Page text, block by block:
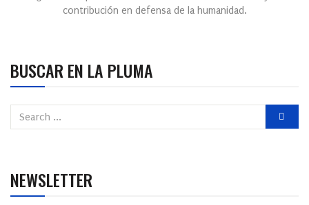
contribución en defensa de la humanidad.
BUSCAR EN LA PLUMA
NEWSLETTER